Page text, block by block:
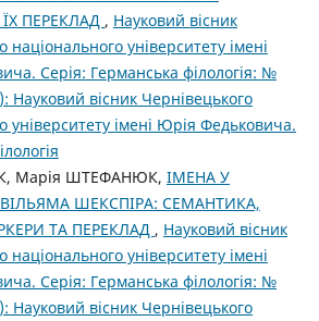
ПЕРЕКЛАД , Науковий вісник
національного університету імені
Серія: Германська філологія: №
Науковий вісник Чернівецького
університету імені Юрія Федьковича.
Марія ШТЕФАНЮК, ІМЕНА У
ВІЛЬЯМА ШЕКСПІРА: СЕМАНТИКА,
ТА ПЕРЕКЛАД , Науковий вісник
національного університету імені
Серія: Германська філологія: №
Науковий вісник Чернівецького